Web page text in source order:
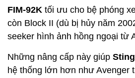
FIM-92K tối ưu cho bệ phóng
còn Block II (dù bị hủy năm
seeker hình ảnh hồng ngoại từ
Những nâng cấp này giúp
hệ thống lớn hơn như Avenger